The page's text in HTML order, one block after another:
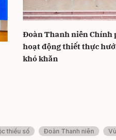
Đoàn Thanh niên Chính
hoạt động thiết thực
khó khăn
thiểu số Đoàn Thanh niên